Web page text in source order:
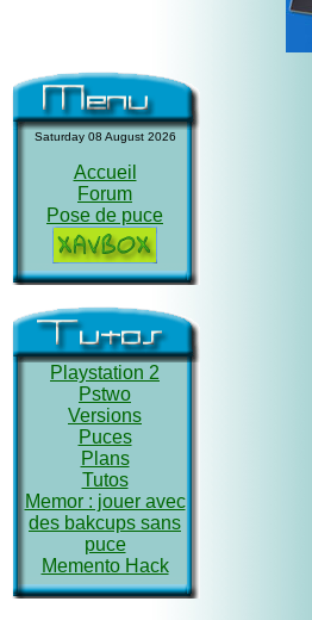
Saturday 08 August 2026
Accueil
Forum
Pose de puce
Playstation 2
Pstwo
Versions
Puces
Plans
Tutos
Memor : jouer avec
des bakcups sans
puce
Memento Hack